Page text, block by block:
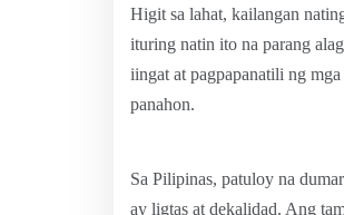
Higit sa lahat, kailangan
ituring natin ito na parang
iingat at pagpapanatili ng
panahon.
Sa Pilipinas, patuloy na
ay ligtas at dekalidad. Ang